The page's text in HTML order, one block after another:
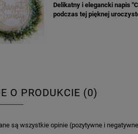
6,98 zł
regularna:
Delikatny i elegancki napis
podczas tej pięknej
O PRODUKCIE (0)
są wszystkie opinie (pozytywne i